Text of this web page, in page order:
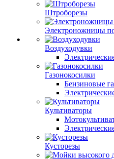
Штроборезы
Электроножницы
Воздуходувки
Газонокосилки
Бензиновые
Культиваторы
Кусторезы